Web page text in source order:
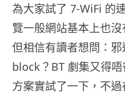
為大家試了 7-WiFi 的
覽一般網站基本上也
但相信有讀者想問：
block？BT 劇集又得唔
方案實試了一下，不